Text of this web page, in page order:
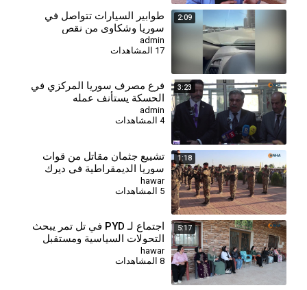
2:09
طوابير السيارات تتواصل في
سوريا وشكاوى من نقص
المخصصات
admin
3:23
فرع مصرف سوريا المركزي في
الحسكة يستأنف عمله
admin
4 المشاهدات
1:18
تشييع جثمان مقاتل من قوات
سوريا الديمقراطية في ديرك
hawar
5 المشاهدات
5:17
اجتماع لـ PYD في تل تمر يبحث
التحولات السياسية ومستقبل
الحل في سوريا
hawar
8 المشاهدات